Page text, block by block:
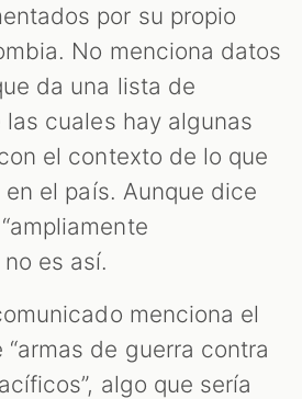
por su propio
No menciona datos
da una lista de
cuales hay algunas
el contexto de lo que
el país. Aunque dice
es así.
menciona el
de guerra contra
algo que sería